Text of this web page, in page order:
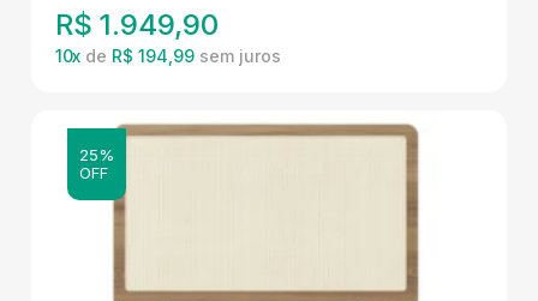
R$ 1.949,90
10x de R$ 194,99
25%
OFF